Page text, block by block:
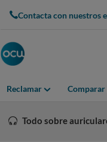
Contacta con nuestros
Reclamar
Todo sobre